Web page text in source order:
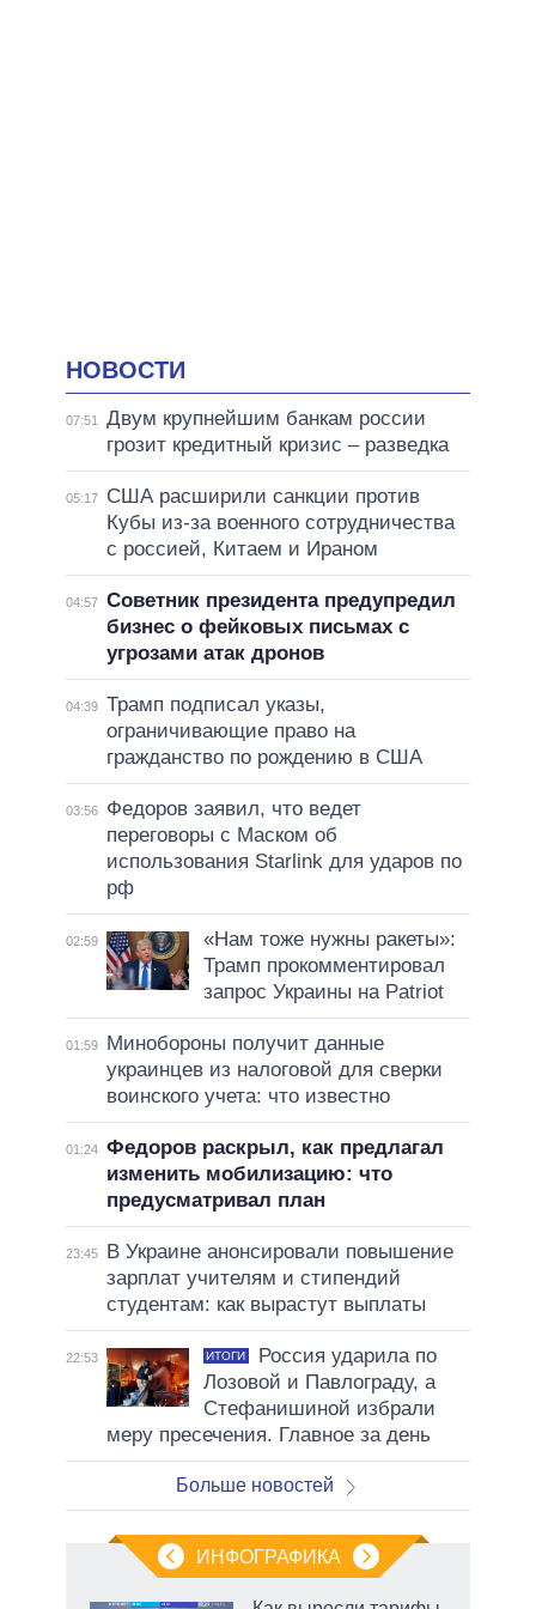
НОВОСТИ
07:51
Двум крупнейшим банкам россии
грозит кредитный кризис – разведка
05:17
США расширили санкции против
Кубы из-за военного сотрудничества
с россией, Китаем и Ираном
04:57 Советник президента предупредил
бизнес о фейковых письмах с
угрозами атак дронов
04:39 Трамп подписал указы,
ограничивающие право на
гражданство по рождению в США
03:56
Федоров заявил, что ведет
переговоры с Маском об
использования Starlink для ударов по
рф
02:59
«Нам тоже нужны ракеты»:
Трамп прокомментировал
запрос Украины на Patriot
01:59
Минобороны получит данные
украинцев из налоговой для сверки
воинского учета: что известно
01:24 Федоров раскрыл, как предлагал
изменить мобилизацию: что
предусматривал план
23:45
В Украине анонсировали повышение
зарплат учителям и стипендий
студентам: как вырастут выплаты
22:53 ИТОГИ
Россия ударила по
Лозовой и Павлограду, а
Стефанишиной избрали
меру пресечения. Главное за день
Больше новостей
ИНФОГРАФИКА